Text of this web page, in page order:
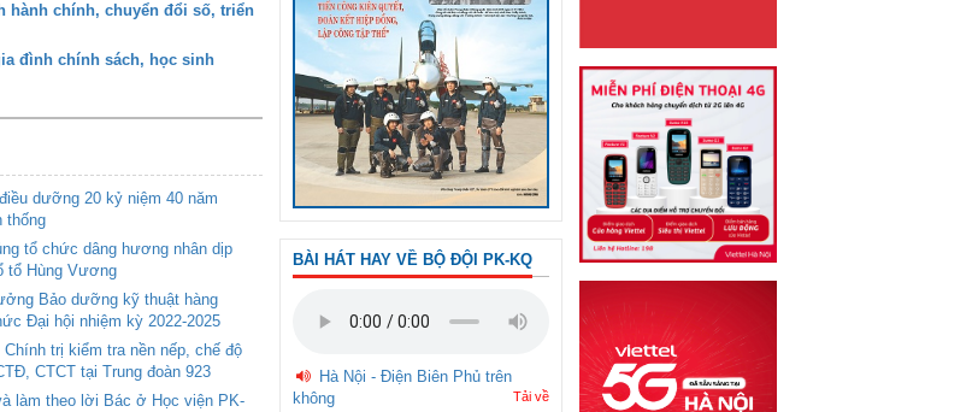
hành chính, chuyển đổi số, triển
đình chính sách, học sinh
dưỡng 20 kỷ niệm 40 năm
thống
tổ chức dâng hương nhân dịp
tổ Hùng Vương
Bảo dưỡng kỹ thuật hàng
Đại hội nhiệm kỳ 2022-2025
Chính trị kiểm tra nền nếp, chế độ
CTCT tại Trung đoàn 923
làm theo lời Bác ở Học viện PK-
BÀI HÁT HAY VỀ BỘ ĐỘI PK-KQ
Hà Nội - Điện Biên Phủ trên
không
Tải về